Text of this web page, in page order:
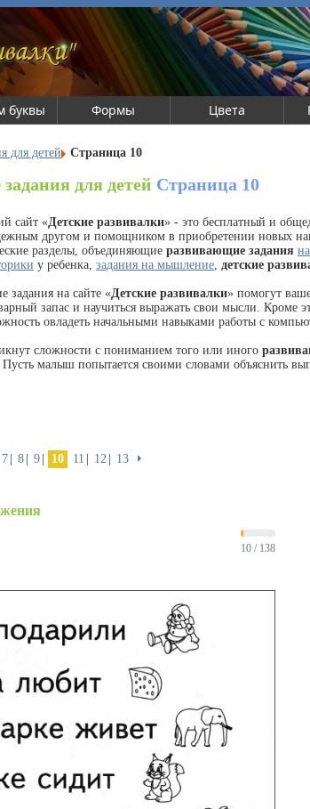
буквы Формы Цвета
для детей Страница 10
для детей Страница 10
сайт «Детские развивалки» - это бесплатный и
другом и помощником в приобретении новых
разделы, объединяющие развивающие задания
у ребенка, задания на мышление, детские
задания на сайте «Детские развивалки» помогут
запас и научиться выражать свои мысли. Кроме
овладеть начальными навыками работы с
сложности с пониманием того или иного
малыш попытается своими словами объяснить
7 8 9 10 11 12 13 ⏵
10 / 138